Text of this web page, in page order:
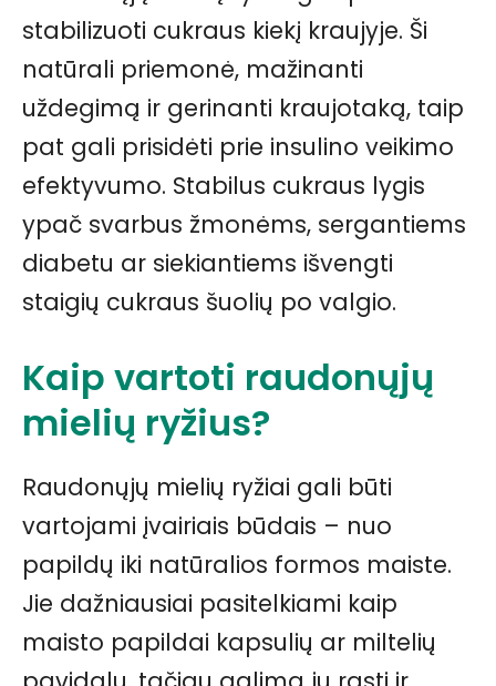
stabilizuoti cukraus kiekį kraujyje. Ši
natūrali priemonė, mažinanti
uždegimą ir gerinanti kraujotaką, taip
pat gali prisidėti prie insulino veikimo
efektyvumo. Stabilus cukraus lygis
ypač svarbus žmonėms, sergantiems
diabetu ar siekiantiems išvengti
staigių cukraus šuolių po valgio.
Kaip vartoti raudonųjų
mielių ryžius?
Raudonųjų mielių ryžiai gali būti
vartojami įvairiais būdais – nuo
papildų iki natūralios formos maiste.
Jie dažniausiai pasitelkiami kaip
maisto papildai kapsulių ar miltelių